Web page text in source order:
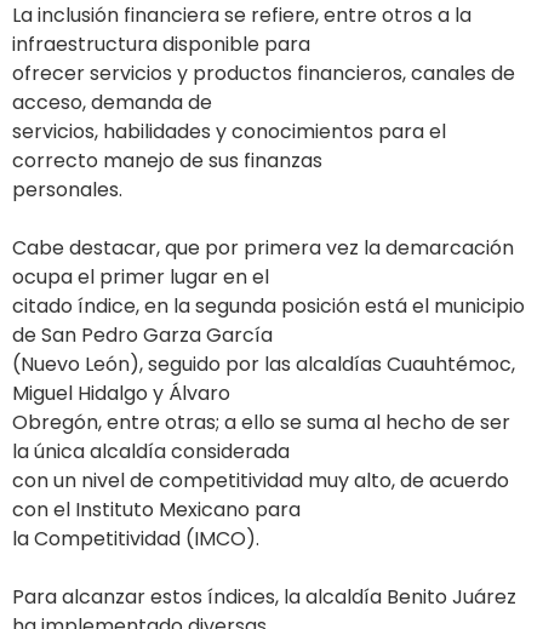
La inclusión financiera se refiere, entre otros a la
infraestructura disponible para
ofrecer servicios y productos financieros, canales de
acceso, demanda de
servicios, habilidades y conocimientos para el
correcto manejo de sus finanzas
personales.
Cabe destacar, que por primera vez la demarcación
ocupa el primer lugar en el
citado índice, en la segunda posición está el municipio
de San Pedro Garza García
(Nuevo León), seguido por las alcaldías Cuauhtémoc,
Miguel Hidalgo y Álvaro
Obregón, entre otras; a ello se suma al hecho de ser
la única alcaldía considerada
con un nivel de competitividad muy alto, de acuerdo
con el Instituto Mexicano para
la Competitividad (IMCO).
Para alcanzar estos índices, la alcaldía Benito Juárez